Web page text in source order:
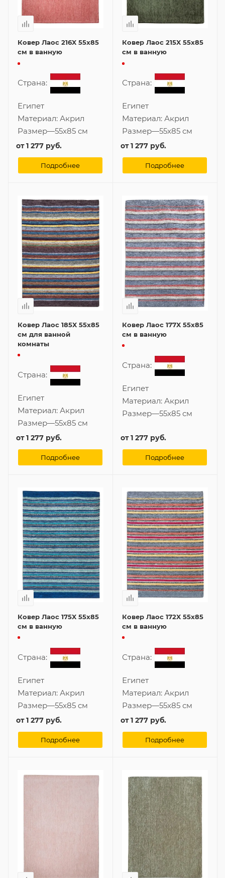
Ковер Лаос 216X 55x85
см в ванную
Страна:
Египет
Материал: Акрил
Размер—55x85 см
от1 277 руб.
Подробнее
Ковер Лаос 215X 55x85
см в ванную
Страна:
Египет
Материал: Акрил
Размер—55x85 см
от1 277 руб.
Подробнее
Ковер Лаос 185X 55x85
см для ванной
комнаты
Страна:
Египет
Материал: Акрил
Размер—55x85 см
от1 277 руб.
Подробнее
Ковер Лаос 177X 55x85
см в ванную
Страна:
Египет
Материал: Акрил
Размер—55x85 см
от1 277 руб.
Подробнее
Ковер Лаос 175X 55x85
см в ванную
Страна:
Египет
Материал: Акрил
Размер—55x85 см
от1 277 руб.
Подробнее
Ковер Лаос 172X 55x85
см в ванную
Страна:
Египет
Материал: Акрил
Размер—55x85 см
от1 277 руб.
Подробнее